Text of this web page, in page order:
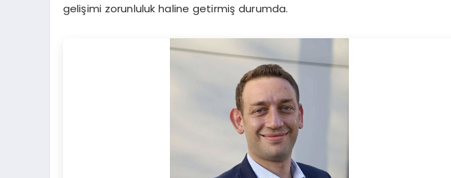
gelişimi zorunluluk haline getirmiş durumda.